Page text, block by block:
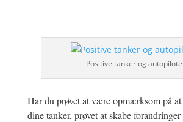
Positive tanker og
Har du prøvet at være opmærksom på
dine tanker, prøvet at skabe